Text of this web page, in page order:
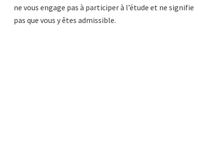
ne vous engage pas à participer à l’étude et ne signifie
pas que vous y êtes admissible.